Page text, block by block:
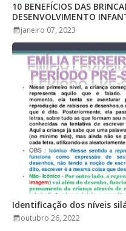
10 BENEFÍCIOS DAS
DESENVOLVIMENTO
janeiro 07, 2023
Identificação dos níveis
outubro 26, 2022